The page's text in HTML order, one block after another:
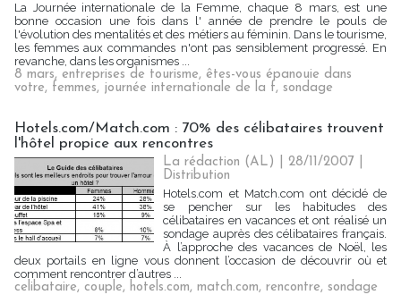
La Journée internationale de la Femme, chaque 8 mars, est une
bonne occasion une fois dans l' année de prendre le pouls de
l'évolution des mentalités et des métiers au féminin. Dans le tourisme,
les femmes aux commandes n'ont pas sensiblement progressé. En
revanche, dans les organismes ...
8 mars, entreprises de tourisme, êtes-vous épanouie dans
votre, femmes, journée internationale de la f, sondage
Hotels.com/Match.com : 70% des célibataires trouvent
l'hôtel propice aux rencontres
La rédaction (AL) | 28/11/2007
Distribution
Hotels.com et Match.com ont décidé de
se pencher sur les habitudes des
célibataires en vacances et ont réalisé un
sondage auprès des célibataires français.
À l’approche des vacances de Noël, les
deux portails en ligne vous donnent l’occasion de découvrir où et
comment rencontrer d’autres ...
celibataire, couple, hotels.com, match.com, rencontre, sondage